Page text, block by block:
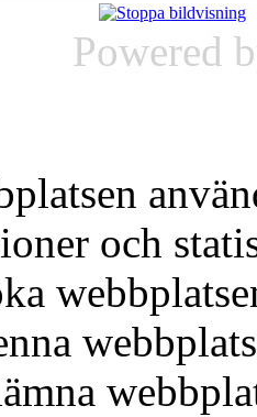
Powered
och